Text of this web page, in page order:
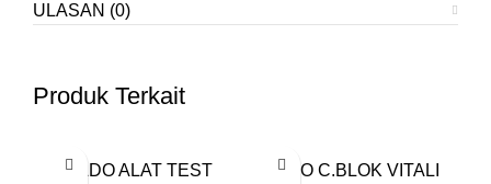
ULASAN (0)
Produk Terkait
ALDO ALAT TEST
ALDO C.BLOK VITALI